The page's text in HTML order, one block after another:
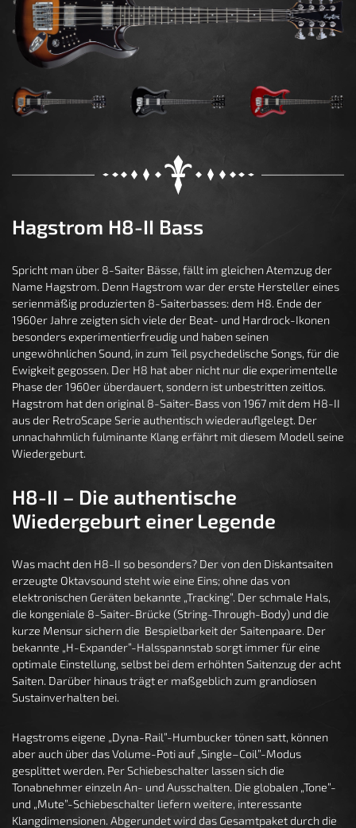
Hagstrom H8-II Bass
Spricht man über 8-Saiter Bässe, fällt im gleichen Atemzug der
Name Hagstrom. Denn Hagstrom war der erste Hersteller eines
serienmäßig produzierten 8-Saiterbasses: dem H8. Ende der
1960er Jahre zeigten sich viele der Beat- und Hardrock-Ikonen
besonders experimentierfreudig und haben seinen
ungewöhnlichen Sound, in zum Teil psychedelische Songs, für die
Ewigkeit gegossen. Der H8 hat aber nicht nur die experimentelle
Phase der 1960er überdauert, sondern ist unbestritten zeitlos.
Hagstrom hat den original 8-Saiter-Bass von 1967 mit dem H8-II
aus der RetroScape Serie authentisch wiederauflgelegt. Der
unnachahmlich fulminante Klang erfährt mit diesem Modell seine
Wiedergeburt.
H8-II – Die authentische
Wiedergeburt einer Legende
Was macht den H8-II so besonders? Der von den Diskantsaiten
erzeugte Oktavsound steht wie eine Eins; ohne das von
elektronischen Geräten bekannte „Tracking”. Der schmale Hals,
die kongeniale 8-Saiter-Brücke (String-Through-Body) und die
kurze Mensur sichern die Bespielbarkeit der Saitenpaare. Der
bekannte „H-Expander”-Halsspannstab sorgt immer für eine
optimale Einstellung, selbst bei dem erhöhten Saitenzug der acht
Saiten. Darüber hinaus trägt er maßgeblich zum grandiosen
Sustainverhalten bei.
Hagstroms eigene „Dyna-Rail”-Humbucker tönen satt, können
aber auch über das Volume-Poti auf „Single–Coil”-Modus
gesplittet werden. Per Schiebeschalter lassen sich die
Tonabnehmer einzeln An- und Ausschalten. Die globalen „Tone”-
und „Mute”-Schiebeschalter liefern weitere, interessante
Klangdimensionen. Abgerundet wird das Gesamtpaket durch die